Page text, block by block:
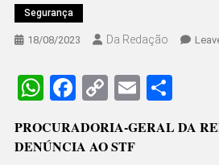
Segurança
18/08/2023 Da Redação
WhatsApp
Facebook
CopyEmail
PROCURADORIA-GERAL DA
DENÚNCIA AO STF